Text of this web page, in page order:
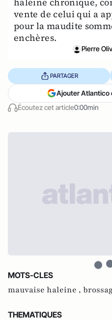
vente de celui qui a
pour la maudite
enchères.
Pierre
Écoutez cet article0:00min
PARTAGER
Ajouter Atlantico
MOTS-CLES
mauvaise haleine ,
THEMATIQUES